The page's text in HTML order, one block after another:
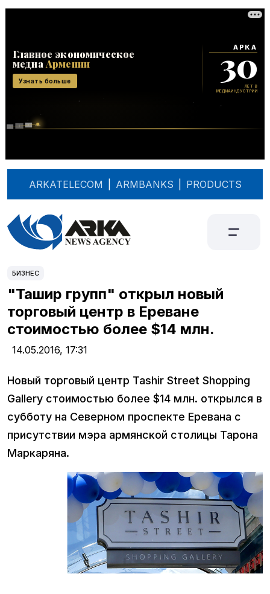
ARKATELECOM ARMBANKS PRODUCTS
БИЗНЕС
"Ташир групп" открыл новый
торговый центр в Ереване
стоимостью более $14 млн.
14.05.2016, 17:31
Новый торговый центр Tashir Street Shopping
Gallery стоимостью более $14 млн. открылся в
субботу на Северном проспекте Еревана с
присутствии мэра армянской столицы Тарона
Маркаряна.